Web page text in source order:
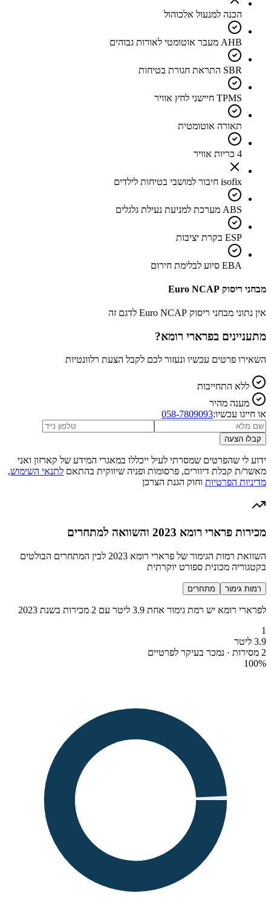
הכנה למנעול אלכוהול
AHB מעבר אוטומטי לאורות גבוהים
SBR התראת חגורת בטיחות
TPMS חיישני לחץ אוויר
תאורה אוטומטית
4 כריות אוויר
isofix חיבור למושבי בטיחות לילדים
ABS מערכת למניעת נעילת גלגלים
ESP בקרת יציבות
EBA סיוע לבלימת חירום
מבחני ריסוק Euro NCAP
אין נתוני מבחני ריסוק Euro NCAP לדגם זה
מתעניינים בפרארי רומא?
השאירו פרטים עכשיו ונעזור לכם לקבל הצעת רלוונטיות
ללא התחייבות
מענה מהיר
או חייגו עכשיו:058-7809093
קבלו הצעה
ידוע לי שהפרטים שמסרתי לעיל ייכללו במאגרי המידע של קארזון ואני
מאשר/ת קבלת דיוורים, פרסומות ופניה שיווקית בהתאם לתנאי השימוש,
מדיניות הפרטיות וחוק הגנת הצרכן
מכירות פרארי רומא 2023 והשוואה למתחרים
השוואת רמות הגימור של פרארי רומא 2023 לבין המתחרים הבולטים
בקטגוריה מכונית ספורט יוקרתית
רמות גימור מתחרים
לפרארי רומא יש רמת גימור אחת 3.9 ליטר עם 2 מכירות בשנת 2023
1
3.9 ליטר
2 מסירות · נמכר בעיקר לפרטיים
100%